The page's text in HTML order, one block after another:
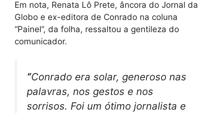
Em nota, Renata Lô Prete, âncora do Jornal da
Globo e ex-editora de Conrado na coluna
“Painel”, da folha, ressaltou a gentileza do
comunicador.
“Conrado era solar, generoso nas
palavras, nos gestos e nos
sorrisos. Foi um ótimo jornalista e